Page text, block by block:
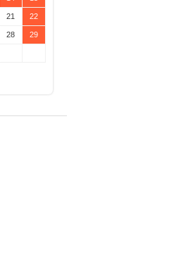
21 22
28 29